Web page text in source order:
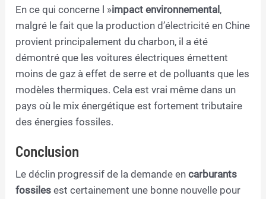
En ce qui concerne l »impact environnemental,
malgré le fait que la production d’électricité en Chine
provient principalement du charbon, il a été
démontré que les voitures électriques émettent
moins de gaz à effet de serre et de polluants que les
modèles thermiques. Cela est vrai même dans un
pays où le mix énergétique est fortement tributaire
des énergies fossiles.
Conclusion
Le déclin progressif de la demande encarburants
fossiles est certainement une bonne nouvelle pour